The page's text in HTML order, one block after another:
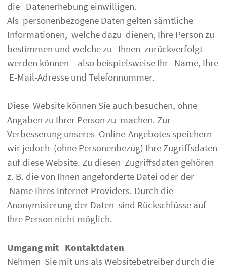
die Datenerhebung einwilligen.
Als personenbezogene Daten gelten sämtliche
Informationen, welche dazu dienen, Ihre Person zu
bestimmen und welche zu Ihnen zurückverfolgt
werden können – also beispielsweise Ihr Name, Ihre
E-Mail-Adresse und Telefonnummer.
Diese Website können Sie auch besuchen, ohne
Angaben zu Ihrer Person zu machen. Zur
Verbesserung unseres Online-Angebotes speichern
wir jedoch (ohne Personenbezug) Ihre Zugriffsdaten
auf diese Website. Zu diesen Zugriffsdaten gehören
z. B. die von Ihnen angeforderte Datei oder der
Name Ihres Internet-Providers. Durch die
Anonymisierung der Daten sind Rückschlüsse auf
Ihre Person nicht möglich.
Umgang mit Kontaktdaten
Nehmen Sie mit uns als Websitebetreiber durch die